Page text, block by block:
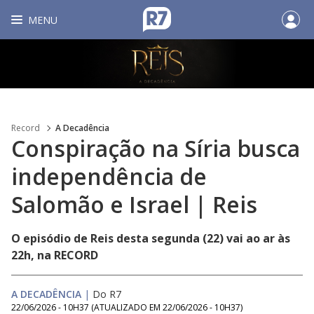
MENU
Record A Decadência
Conspiração na Síria busca
independência de
Salomão e Israel | Reis
O episódio de Reis desta segunda (22) vai ao ar às
22h, na RECORD
A DECADÊNCIA | Do R7
22/06/2026 - 10H37 (ATUALIZADO EM 22/06/2026 - 10H37)